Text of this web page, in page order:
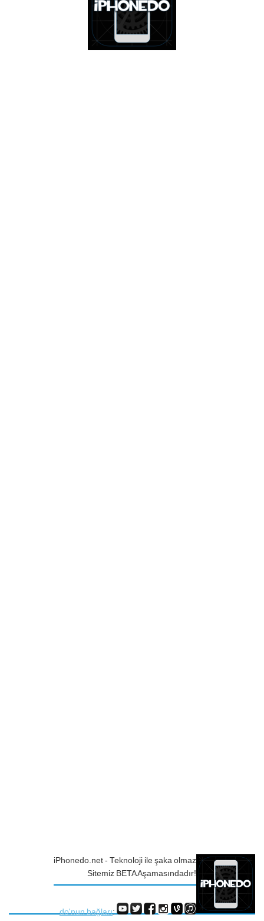
iPhonedo.net - Teknoloji ile şaka olmaz
Sitemiz BETA Aşamasındadır!
do'nun bağları: